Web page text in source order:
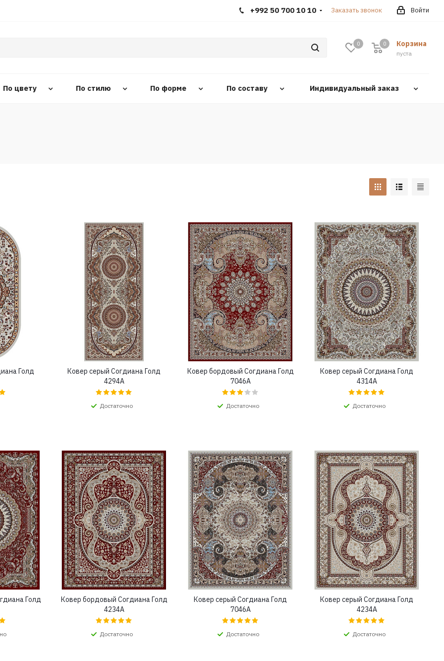
Войти
+992 50 700 10 10 Заказать звонок
0 Корзина
0
пуста
0
По цвету По стилю По форме По составу Индивидуальный заказ
Голд
Ковер серый Согдиана Голд
4294A
Достаточно
Ковер бордовый Согдиана Голд
7046A
Достаточно
Ковер серый Согдиана Голд
4314A
Достаточно
Голд
Ковер бордовый Согдиана Голд
4234A
Достаточно
Ковер серый Согдиана Голд
7046A
Достаточно
Ковер серый Согдиана Голд
4234A
Достаточно